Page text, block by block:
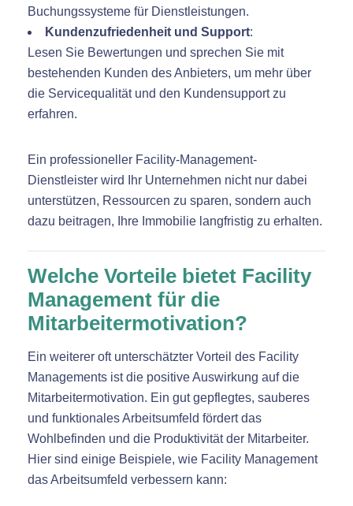
Buchungssysteme für Dienstleistungen.
Kundenzufriedenheit und Support:
Lesen Sie Bewertungen und sprechen Sie mit
bestehenden Kunden des Anbieters, um mehr über
die Servicequalität und den Kundensupport zu
erfahren.
Ein professioneller Facility-Management-
Dienstleister wird Ihr Unternehmen nicht nur dabei
unterstützen, Ressourcen zu sparen, sondern auch
dazu beitragen, Ihre Immobilie langfristig zu erhalten.
Welche Vorteile bietet Facility
Management für die
Mitarbeitermotivation?
Ein weiterer oft unterschätzter Vorteil des Facility
Managements ist die positive Auswirkung auf die
Mitarbeitermotivation. Ein gut gepflegtes, sauberes
und funktionales Arbeitsumfeld fördert das
Wohlbefinden und die Produktivität der Mitarbeiter.
Hier sind einige Beispiele, wie Facility Management
das Arbeitsumfeld verbessern kann: